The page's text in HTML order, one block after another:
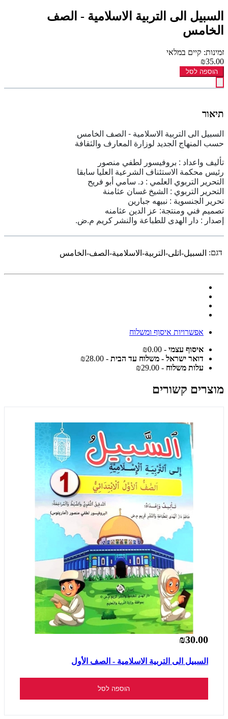
السبيل الى التربية الاسلامية - الصف
الخامس
זמינות: קיים במלאי
₪35.00
הוספה לסל
תיאור
السبيل الى التربية الاسلامية - الصف الخامس
حسب المنهاج الجديد لوزارة المعارف والثقافة
تأليف واعداد : بروفيسور لطفي منصور
رئيس محكمة الاستئناف الشرعية العليا سابقا
التحرير التربوي العلمي : د. سامي أبو فريح
التحرير التربوي : الشيخ غسان عثامنة
تحرير الجنسوية : نبيهه جبارين
تصميم فني ومنتجة: عز الدين عثامنه
إصدار : دار الهدى للطباعة والنشر كريم م.ض.
דגם: السبيل-اتلى-التربية-الاسلامية-الصف-الخامس
אפשרויות איסוף ומשלוח
איסוף עצמי - ₪0.00
דואר ישראל - משלוח עד הבית - ₪28.00
עלות משלוח - ₪29.00
מוצרים קשורים
₪30.00
السبيل الى التربية الاسلامية - الصف الأول
הוספה לסל